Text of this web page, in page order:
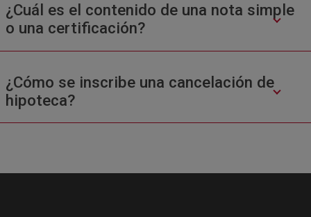
¿Cuál es el contenido de una nota simple
o una certificación?
¿Cómo se inscribe una cancelación de
hipoteca?